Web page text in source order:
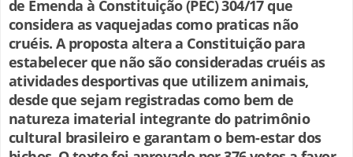
de Emenda à Constituição (PEC) 304/17 que
considera as vaquejadas como praticas não
cruéis. A proposta altera a Constituição para
estabelecer que não são consideradas cruéis as
atividades desportivas que utilizem animais,
desde que sejam registradas como bem de
natureza imaterial integrante do patrimônio
cultural brasileiro e garantam o bem-estar dos